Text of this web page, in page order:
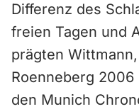
Differenz des
freien Tagen und
prägten
Roenneberg
den Munich